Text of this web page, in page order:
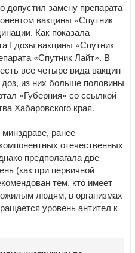
замену препарата
вакцины «Спутник
Как показала
I дозы вакцины «Спутник
«Спутник Лайт». В
все четыре вида вакцин
из них больше половины
«Губерния» со ссылкой
Хабаровского края.
ранее
отечественных
предполагала две
(как при первичной
тем, кто имеет
людям, в организмах
уровень антител к